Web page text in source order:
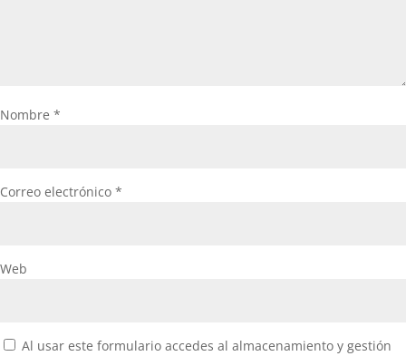
Nombre *
Correo electrónico *
Web
Al usar este formulario accedes al almacenamiento y gestión